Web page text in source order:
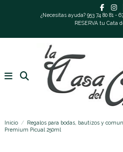
¿Necesitas ayuda? 953 74 80 81 -
RESERVA tu Cata
Inicio Regalos para bodas, bautizos y
Premium Picual 250ml